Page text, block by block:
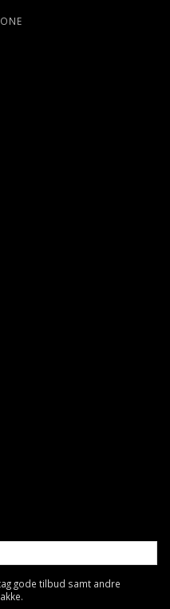
gode tilbud samt andre